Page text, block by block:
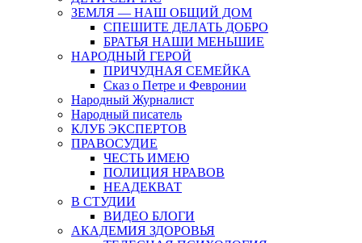
ЗЕМЛЯ — НАШ ОБЩИЙ ДОМ
СПЕШИТЕ ДЕЛАТЬ ДОБРО
БРАТЬЯ НАШИ МЕНЬШИЕ
НАРОДНЫЙ ГЕРОЙ
ПРИЧУДНАЯ СЕМЕЙКА
Сказ о Петре и Февронии
Народный Журналист
Народный писатель
КЛУБ ЭКСПЕРТОВ
ПРАВОСУДИЕ
ЧЕСТЬ ИМЕЮ
ПОЛИЦИЯ НРАВОВ
НЕАДЕКВАТ
В СТУДИИ
ВИДЕО БЛОГИ
АКАДЕМИЯ ЗДОРОВЬЯ